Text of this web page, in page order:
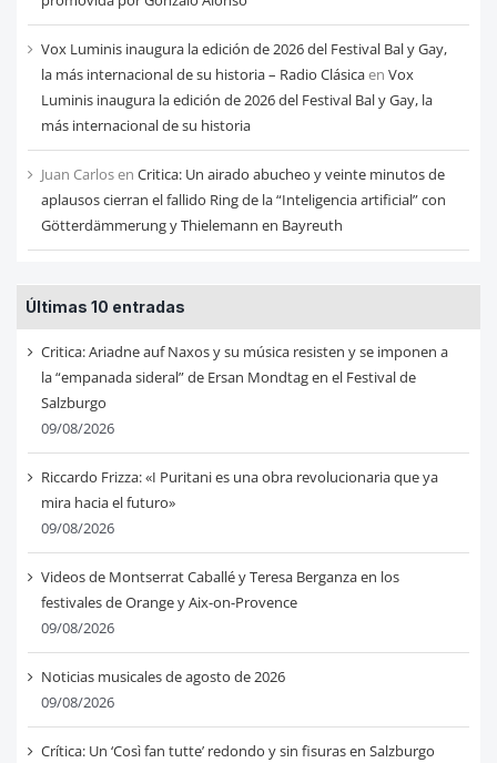
Vox Luminis inaugura la edición de 2026 del Festival Bal y Gay,
la más internacional de su historia – Radio Clásicaen Vox
Luminis inaugura la edición de 2026 del Festival Bal y Gay, la
más internacional de su historia
Juan Carlosen Critica: Un airado abucheo y veinte minutos de
aplausos cierran el fallido Ring de la “Inteligencia artificial” con
Götterdämmerung y Thielemann en Bayreuth
Últimas 10 entradas
Critica: Ariadne auf Naxos y su música resisten y se imponen a
la “empanada sideral” de Ersan Mondtag en el Festival de
Salzburgo
09/08/2026
Riccardo Frizza: «I Puritani es una obra revolucionaria que ya
mira hacia el futuro»
09/08/2026
Videos de Montserrat Caballé y Teresa Berganza en los
festivales de Orange y Aix-on-Provence
09/08/2026
Noticias musicales de agosto de 2026
09/08/2026
Crítica: Un ‘Così fan tutte’ redondo y sin fisuras en Salzburgo